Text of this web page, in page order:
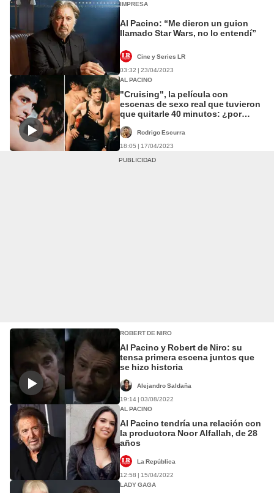
IMPRESA
Al Pacino: “Me dieron un guion
llamado Star Wars, no lo entendí”
Cine y Series LR
03:32 | 23/04/2023
AL PACINO
"Cruising", la película con
escenas de sexo real que tuvieron
que quitarle 40 minutos: ¿por
Rodrigo Escurra
18:05 | 17/04/2023
ROBERT DE NIRO
Al Pacino y Robert de Niro: su
tensa primera escena juntos que
se hizo historia
Alejandro Saldaña
19:14 | 03/08/2022
AL PACINO
Al Pacino tendría una relación con
la productora Noor Alfallah, de 28
años
La República
12:58 | 15/04/2022
LADY GAGA